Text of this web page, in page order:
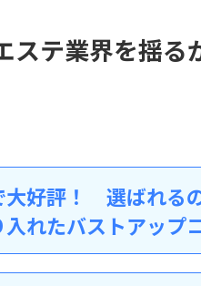
ステ業界を揺る
大好評！ 選ばれる
れたバストアップ